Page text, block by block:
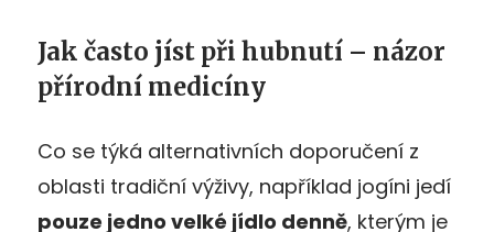
Jak často jíst při hubnutí – názor
přírodní medicíny
Co se týká alternativních doporučení z
oblasti tradiční výživy, například jogíni jedí
pouze jedno velké jídlo denně, kterým je